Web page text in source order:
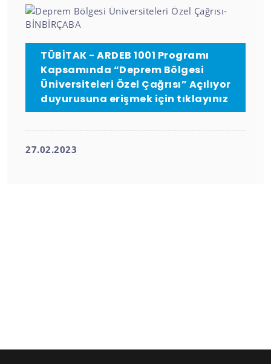
TÜBİTAK - ARDEB 1001 Programı
Kapsamında “Deprem Bölgesi
Üniversiteleri Özel Çağrısı” Açılıyor
duyurusuna erişmek için tıklayınız
27.02.2023